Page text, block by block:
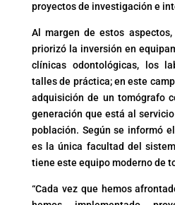
proyectos de investigación e
Al margen de estos
priorizó la inversión en
clínicas odontológicas, los
talles de práctica; en este
adquisición de un tomógrafo
generación que está al
población. Según se informó
es la única facultad del
tiene este equipo moderno de
“Cada vez que hemos